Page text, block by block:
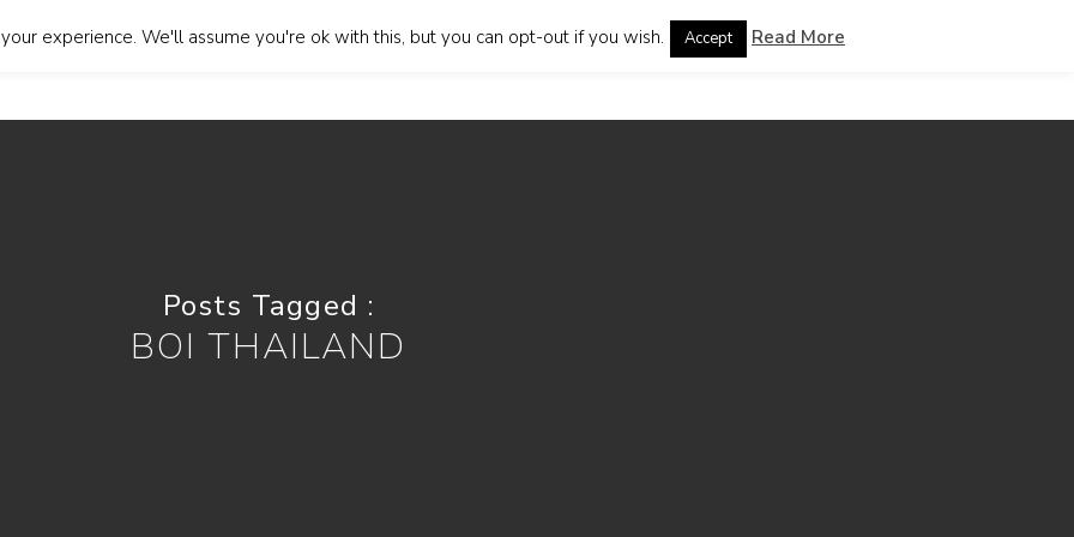
Posts Tagged :
BOI THAILAND
experience. We'll assume you're ok with this, but you can opt-out if you wish. Accept Read More